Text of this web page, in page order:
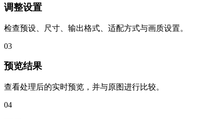
调整设置
检查预设、尺寸、输出格式、适配方式与画质设置。
03
预览结果
查看处理后的实时预览，并与原图进行比较。
04